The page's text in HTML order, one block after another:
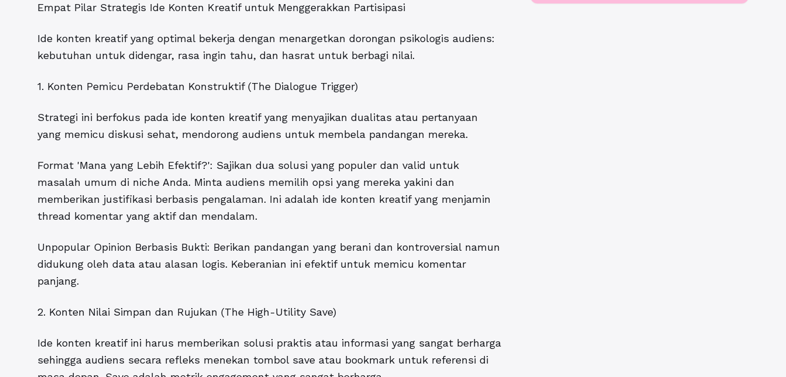
Empat Pilar Strategis Ide Konten Kreatif untuk Menggerakkan Partisipasi
Ide konten kreatif yang optimal bekerja dengan menargetkan dorongan psikologis audiens:
kebutuhan untuk didengar, rasa ingin tahu, dan hasrat untuk berbagi nilai.
1. Konten Pemicu Perdebatan Konstruktif (The Dialogue Trigger)
Strategi ini berfokus pada ide konten kreatif yang menyajikan dualitas atau pertanyaan
yang memicu diskusi sehat, mendorong audiens untuk membela pandangan mereka.
Format 'Mana yang Lebih Efektif?': Sajikan dua solusi yang populer dan valid untuk
masalah umum di niche Anda. Minta audiens memilih opsi yang mereka yakini dan
memberikan justifikasi berbasis pengalaman. Ini adalah ide konten kreatif yang menjamin
thread komentar yang aktif dan mendalam.
Unpopular Opinion Berbasis Bukti: Berikan pandangan yang berani dan kontroversial namun
didukung oleh data atau alasan logis. Keberanian ini efektif untuk memicu komentar
panjang.
2. Konten Nilai Simpan dan Rujukan (The High-Utility Save)
Ide konten kreatif ini harus memberikan solusi praktis atau informasi yang sangat berharga
sehingga audiens secara refleks menekan tombol save atau bookmark untuk referensi di